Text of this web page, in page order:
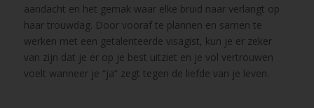
aandacht en het gemak waar elke bruid naar verlangt op
haar trouwdag. Door vooraf te plannen en samen te
werken met een getalenteerde visagist, kun je er zeker
van zijn dat je er op je best uitziet en je vol vertrouwen
voelt wanneer je “ja” zegt tegen de liefde van je leven.